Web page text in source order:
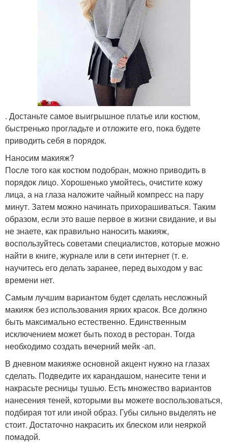
. Достаньте самое выигрышное платье или костюм,
быстренько прогладьте и отложите его, пока будете
приводить себя в порядок.
Наносим макияж?
После того как костюм подобран, можно приводить в
порядок лицо. Хорошенько умойтесь, очистите кожу
лица, а на глаза наложите чайный компресс на пару
минут. Затем можно начинать прихорашиваться. Таким
образом, если это ваше первое в жизни свидание, и вы
не знаете, как правильно наносить макияж,
воспользуйтесь советами специалистов, которые можно
найти в книге, журнале или в сети интернет (т. е.
научитесь его делать заранее, перед выходом у вас
времени нет.
Самым лучшим вариантом будет сделать несложный
макияж без использования ярких красок. Все должно
быть максимально естественно. Единственным
исключением может быть поход в ресторан. Тогда
необходимо создать вечерний мейк -ап.
В дневном макияже основной акцент нужно на глазах
сделать. Подведите их карандашом, нанесите тени и
накрасьте ресницы тушью. Есть множество вариантов
нанесения теней, которыми вы можете воспользоваться,
подбирая тот или иной образ. Губы сильно выделять не
стоит. Достаточно накрасить их блеском или неяркой
помадой.